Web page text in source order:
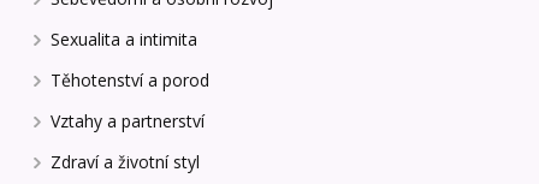
Sexualita a intimita
Těhotenství a porod
Vztahy a partnerství
Zdraví a životní styl